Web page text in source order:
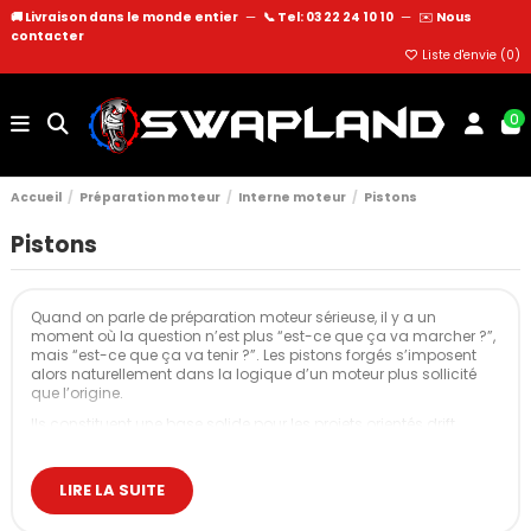
🚚 Livraison dans le monde entier — 📞 Tel: 03 22 24 10 10 — ✉️ Nous
contacter
Liste d'envie (0)
0
Accueil Préparation moteur Interne moteur Pistons
Pistons
Quand on parle de préparation moteur sérieuse, il y a un
moment où la question n’est plus “est-ce que ça va marcher ?”,
mais “est-ce que ça va tenir ?”. Les pistons forgés s’imposent
alors naturellement dans la logique d’un moteur plus sollicité
que l’origine.
encaisse confortablement.
Les avantages principaux tiennent en trois axes simples : fiabilité,
LIRE LA SUITE